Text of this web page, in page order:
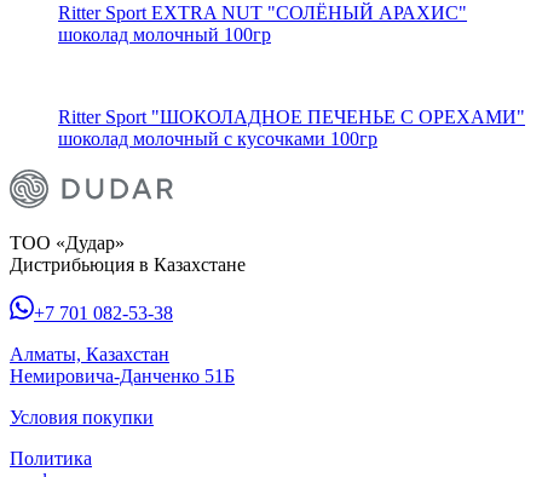
Ritter Sport EXTRA NUT "СОЛЁНЫЙ АРАХИС"
шоколад молочный 100гр
Ritter Sport "ШОКОЛАДНОЕ ПЕЧЕНЬЕ С ОРЕХАМИ"
шоколад молочный с кусочками 100гр
ТОО «Дудар»
Дистрибьюция в Казахстане
+7 701 082-53-38
Алматы, Казахстан
Немировича-Данченко 51Б
Условия покупки
Политика